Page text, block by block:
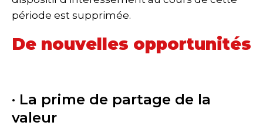
période est supprimée.
De nouvelles opportunités
· La prime de partage de la
valeur